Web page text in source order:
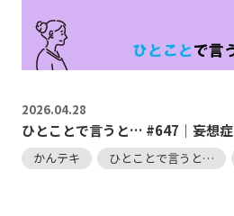
2026.04.28
ひとことで言うと… #647｜妄想症
かんテキ ひとことで言うと…